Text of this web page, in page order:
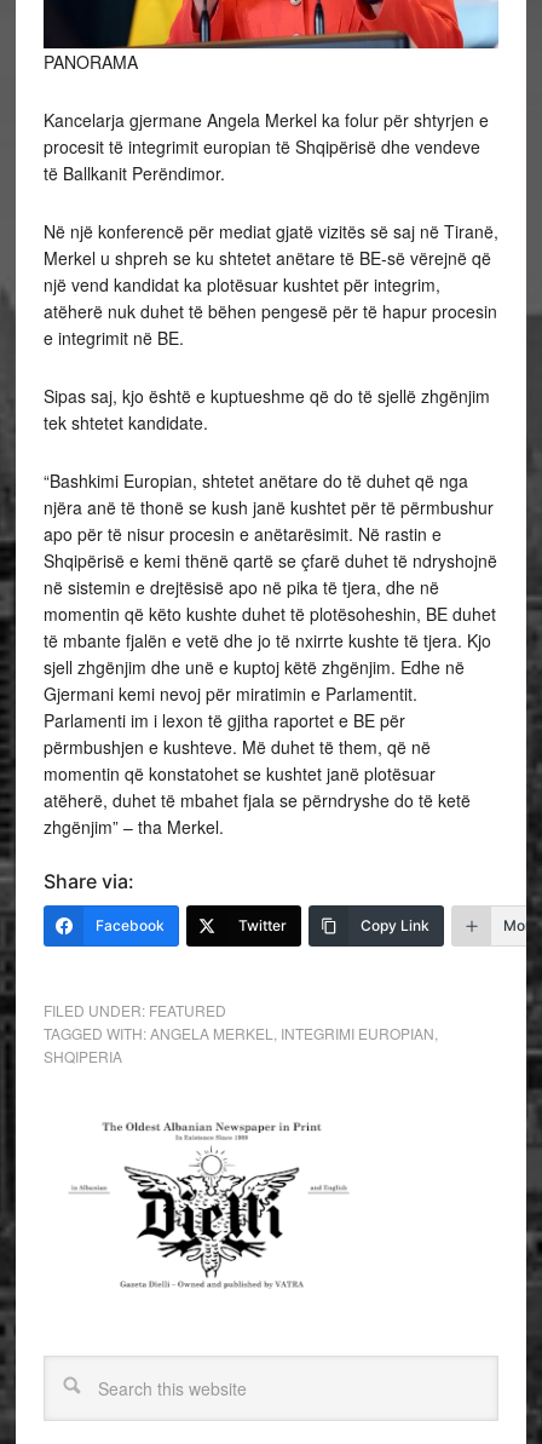
PANORAMA
Kancelarja gjermane Angela Merkel ka folur për shtyrjen e
procesit të integrimit europian të Shqipërisë dhe vendeve
të Ballkanit Perëndimor.
Në një konferencë për mediat gjatë vizitës së saj në Tiranë,
Merkel u shpreh se ku shtetet anëtare të BE-së vërejnë që
një vend kandidat ka plotësuar kushtet për integrim,
atëherë nuk duhet të bëhen pengesë për të hapur procesin
e integrimit në BE.
Sipas saj, kjo është e kuptueshme që do të sjellë zhgënjim
tek shtetet kandidate.
“Bashkimi Europian, shtetet anëtare do të duhet që nga
njëra anë të thonë se kush janë kushtet për të përmbushur
apo për të nisur procesin e anëtarësimit. Në rastin e
Shqipërisë e kemi thënë qartë se çfarë duhet të ndryshojnë
në sistemin e drejtësisë apo në pika të tjera, dhe në
momentin që këto kushte duhet të plotësoheshin, BE duhet
të mbante fjalën e vetë dhe jo të nxirrte kushte të tjera. Kjo
sjell zhgënjim dhe unë e kuptoj këtë zhgënjim. Edhe në
Gjermani kemi nevoj për miratimin e Parlamentit.
Parlamenti im i lexon të gjitha raportet e BE për
përmbushjen e kushteve. Më duhet të them, që në
momentin që konstatohet se kushtet janë plotësuar
atëherë, duhet të mbahet fjala se përndryshe do të ketë
zhgënjim” – tha Merkel.
Share via:
Facebook Twitter Copy Link More
FILED UNDER: FEATURED
TAGGED WITH:ANGELA MERKEL INTEGRIMI EUROPIAN
SHQIPERIA